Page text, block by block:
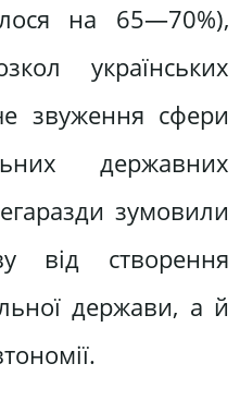
на 65—70%),
українських
звуження сфери
державних
зумовили
від створення
держави, а й